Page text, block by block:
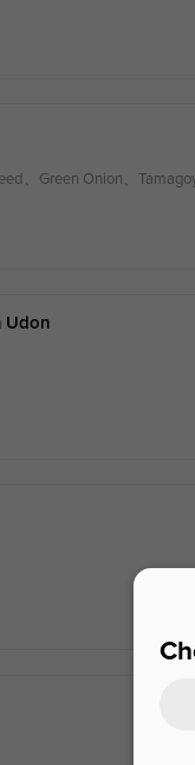
、Green Onion、
Udon